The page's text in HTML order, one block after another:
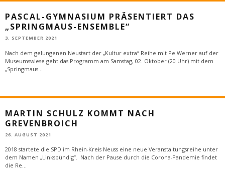
PASCAL-GYMNASIUM PRÄSENTIERT DAS
„SPRINGMAUS-ENSEMBLE“
3. SEPTEMBER 2021
Nach dem gelungenen Neustart der „Kultur extra“ Reihe mit Pe Werner auf der
Museumswiese geht das Programm am Samstag, 02. Oktober (20 Uhr) mit dem
„Springmaus
MARTIN SCHULZ KOMMT NACH
GREVENBROICH
26. AUGUST 2021
2018 startete die SPD im Rhein-Kreis Neuss eine neue Veranstaltungsreihe unter
dem Namen „Linksbündig“. Nach der Pause durch die Corona-Pandemie findet
die Re